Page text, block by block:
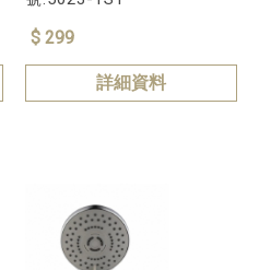
$ 299
詳細資料